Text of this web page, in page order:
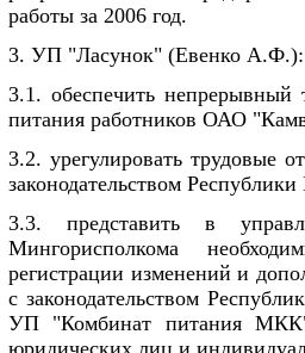
работы за 2006 год.
3. УП "Ласунок" (Евенко А.Ф.):
3.1. обеспечить непрерывный
питания работников ОАО
3.2. урегулировать трудовые
законодательством Республики
3.3. представить в
Мингорисполкома
регистрации изменений и
с законодательством
УП "Комбинат питания МКК"
юридических лиц и